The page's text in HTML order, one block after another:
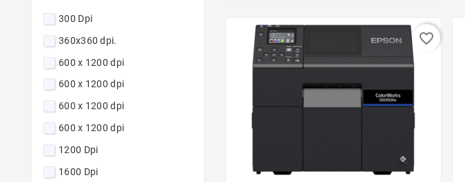
300 Dpi
360x360 dpi.
600 x 1200 dpi
600 x 1200 dpi
600 x 1200 dpi
600 x 1200 dpi
1200 Dpi
1600 Dpi
favorite_border